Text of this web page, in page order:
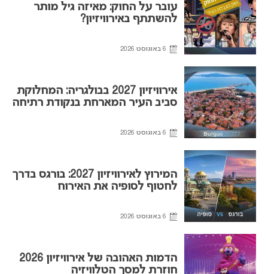
עובר על החוק: מאיזה גיל מותר
להשתתף באירוויזיון?
6 באוגוסט 2026
אירוויזיון 2027 בבולגריה: המחלוקת
סביב העיר המארחת בנקודת רתיחה
6 באוגוסט 2026
המירוץ לאירוויזיון 2027: בורגס בדרך
לחטוף לסופיה את האירוח
6 באוגוסט 2026
הדמות האהובה של אירוויזיון 2026
חוזרת למסך הטלוויזיה